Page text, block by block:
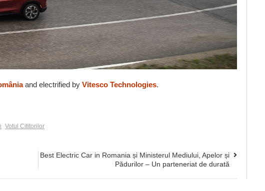
and electrified by Vitesco Technologies.
Votul Cititorilor
Best Electric Car in Romania și Ministerul Mediului, Apelor și
Pădurilor – Un parteneriat de durată